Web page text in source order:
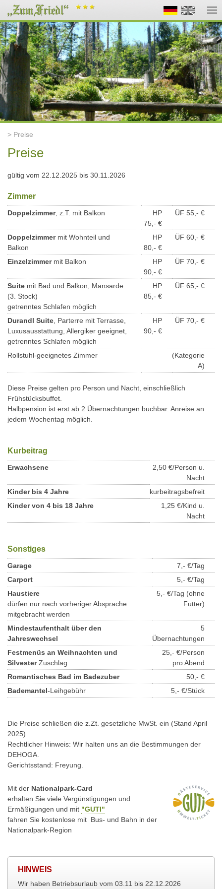
> Preise
Preise
gültig vom 22.12.2025 bis 30.11.2026
Zimmer
Doppelzimmer, z.T. mit Balkon
HP
75,- €
ÜF 55,- €
Doppelzimmermit Wohnteil und
Balkon
HP
80,- €
ÜF 60,- €
Einzelzimmermit Balkon
HP
90,- €
ÜF 70,- €
Suite mit Bad und Balkon, Mansarde
(3. Stock)
getrenntes Schlafen möglich
HP
85,- €
ÜF 65,- €
Durandl Suite , Parterre mit Terrasse,
Luxusausstattung, Allergiker geeignet,
getrenntes Schlafen möglich
HP
90,- €
ÜF 70,- €
Rollstuhl-geeignetes Zimmer
(Kategorie
A)
Diese Preise gelten pro Person und Nacht, einschließlich
Frühstücksbuffet.
Halbpension ist erst ab 2 Übernachtungen buchbar. Anreise an
jedem Wochentag möglich.
Kurbeitrag
Erwachsene
2,50 €/Person u.
Nacht
Kinder bis 4 Jahre
kurbeitragsbefreit
Kinder von 4 bis 18 Jahre
1,25 €/Kind u.
Nacht
Sonstiges
Garage
7,- €/Tag
Carport
5,- €/Tag
Haustiere
dürfen nur nach vorheriger Absprache
mitgebracht werden
5,- €/Tag (ohne
Futter)
Mindestaufenthalt über den
Jahreswechsel
5
Übernachtungen
Festmenüs an Weihnachten und
SilvesterZuschlag
25,- €/Person
pro Abend
Romantisches Bad im Badezuber
50,- €
Bademantel-Leihgebühr 5,- €/Stück
Die Preise schließen die z.Zt. gesetzliche MwSt. ein (Stand April
2025)
Rechtlicher Hinweis: Wir halten uns an die Bestimmungen der
DEHOGA.
Gerichtsstand: Freyung.
Mit der Nationalpark-Card
erhalten Sie viele Vergünstigungen und
Ermäßigungen und mit "GUTI"
fahren Sie kostenlose mit Bus- und Bahn in der
Nationalpark-Region
HINWEIS
Wir haben Betriebsurlaub vom 03.11 bis 22.12.2026